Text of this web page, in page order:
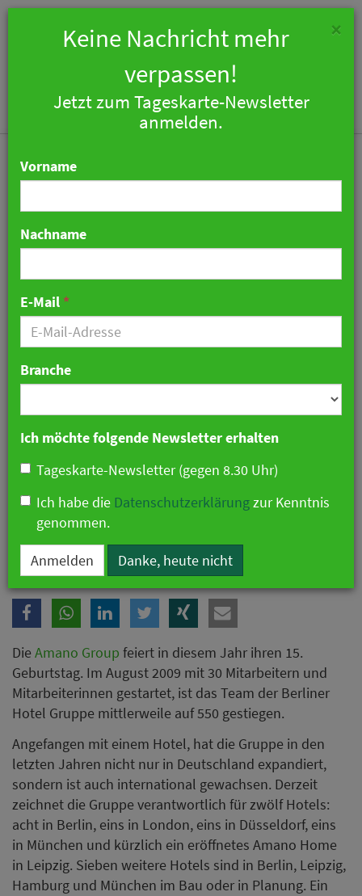
Amano Group feiert 15-
jähriges Jubiläum
26. Februar 2024 11:25 Uhr| Hotellerie
Amano Group feiert 15-jähriges Jubiläum
Die Amano Group feiert in diesem Jahr ihren 15.
Geburtstag. Im August 2009 mit 30 Mitarbeitern und
Mitarbeiterinnen gestartet, ist das Team der Berliner
Hotel Gruppe mittlerweile auf 550 gestiegen.
Angefangen mit einem Hotel, hat die Gruppe in den
letzten Jahren nicht nur in Deutschland expandiert,
sondern ist auch international gewachsen. Derzeit
zeichnet die Gruppe verantwortlich für zwölf Hotels:
acht in Berlin, eins in London, eins in Düsseldorf, eins
in München und kürzlich ein eröffnetes Amano Home
in Leipzig. Sieben weitere Hotels sind in Berlin, Leipzig,
Hamburg und München im Bau oder in Planung. Ein
×
Keine Nachricht mehr
verpassen!
Jetzt zum Tageskarte-Newsletter
anmelden.
Vorname
Nachname
E-Mail *
Branche
Ich möchte folgende Newsletter erhalten
Tageskarte-Newsletter (gegen 8.30 Uhr)
Ich habe die Datenschutzerklärungzur Kenntnis
genommen.
Anmelden Danke, heute nicht